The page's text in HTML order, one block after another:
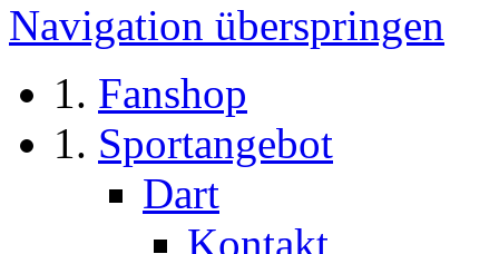
Navigation überspringen
Fanshop
Sportangebot
Dart
Kontakt